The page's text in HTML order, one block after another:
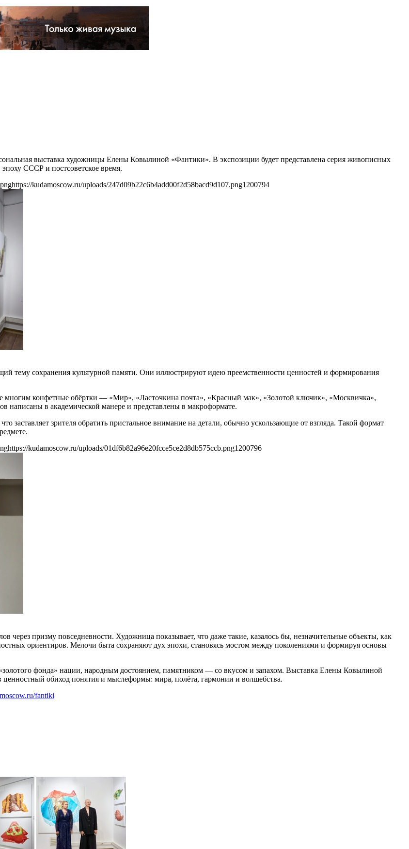
выставка художницы Елены Ковылиной «Фантики». В экспозиции будет представлена серия живописных
СССР и постсоветское время.
https://kudamoscow.ru/uploads/247d09b22c6b4add00f2d58bacd9d107.png1200794
тему сохранения культурной памяти. Они иллюстрируют идею преемственности ценностей и формирования
конфетные обёртки — «Мир», «Ласточкина почта», «Красный мак», «Золотой ключик», «Москвичка»,
в академической манере и представлены в макроформате.
заставляет зрителя обратить пристальное внимание на детали, обычно ускользающие от взгляда. Такой формат
https://kudamoscow.ru/uploads/01df6b82a96e20fcce5ce2d8db575ccb.png1200796
призму повседневности. Художница показывает, что даже такие, казалось бы, незначительные объекты, как
ориентиров. Мелочи быта сохраняют дух эпохи, становясь мостом между поколениями и формируя основы
фонда» нации, народным достоянием, памятником — со вкусом и запахом. Выставка Елены Ковылиной
ценностный обиход понятия и мыслеформы: мира, полёта, гармонии и волшебства.
fantiki